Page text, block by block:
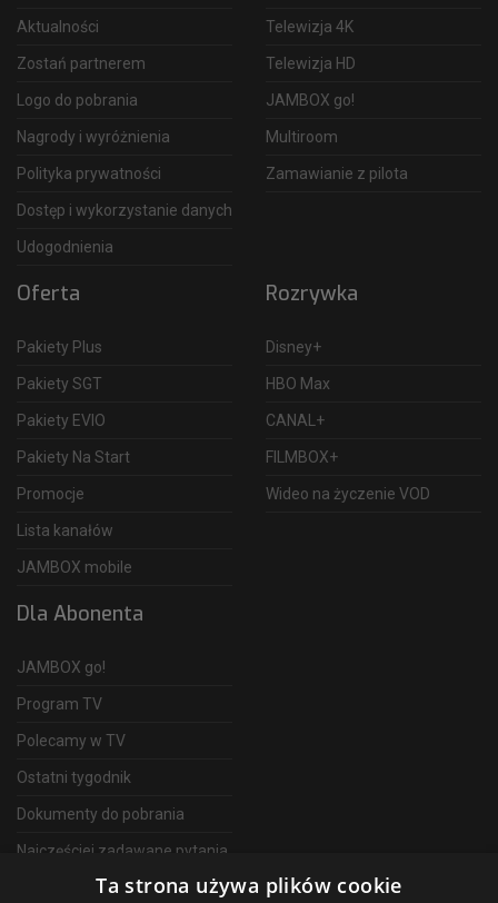
Aktualności
Zostań partnerem
Logo do pobrania
Nagrody i wyróżnienia
Polityka prywatności
Dostęp i wykorzystanie danych
Udogodnienia
Telewizja 4K
Telewizja HD
JAMBOX go!
Multiroom
Zamawianie z pilota
Oferta
Pakiety Plus
Pakiety SGT
Pakiety EVIO
Pakiety Na Start
Promocje
Lista kanałów
JAMBOX mobile
Rozrywka
Disney+
HBO Max
CANAL+
FILMBOX+
Wideo na życzenie VOD
Dla Abonenta
JAMBOX go!
Program TV
Polecamy w TV
Ostatni tygodnik
Dokumenty do pobrania
Najczęściej zadawane pytania
Ta strona używa plików cookie